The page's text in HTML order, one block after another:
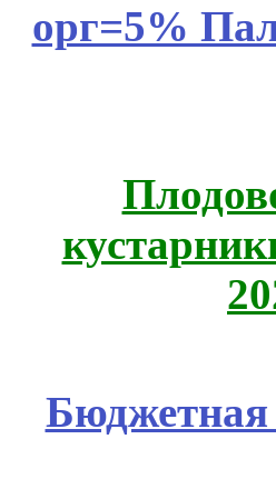
орг=5%
Бюджетная